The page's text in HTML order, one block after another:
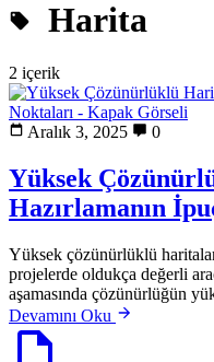
Harita
2 içerik
Aralık 3, 2025 0
Yüksek
Hazırlamanın
Yüksek çözünürlüklü
projelerde oldukça değerli
aşamasında çözünürlüğün
Devamını Oku